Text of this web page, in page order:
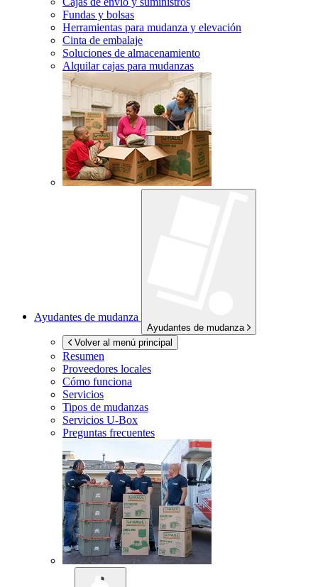
Fundas y bolsas
Herramientas para mudanza y elevación
Cinta de embalaje
Soluciones de almacenamiento
Alquilar cajas para mudanzas
Ayudantes de mudanza
Ayudantes de mudanza
Volver al menú principal
Resumen
Proveedores locales
Cómo funciona
Servicios
Tipos de mudanzas
Servicios U-Box
Preguntas frecuentes